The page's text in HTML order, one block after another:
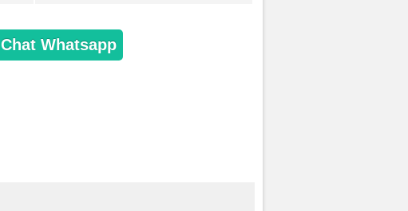
Chat Whatsapp